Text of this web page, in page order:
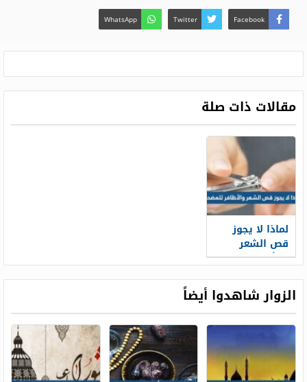
Facebook
Twitter
WhatsApp
مقالات ذات صلة
لماذا لا يجوز
قص الشعر
والأظافر
الزوار شاهدوا أيضاً